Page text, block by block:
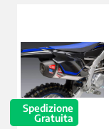
Spedizione
Gratuita